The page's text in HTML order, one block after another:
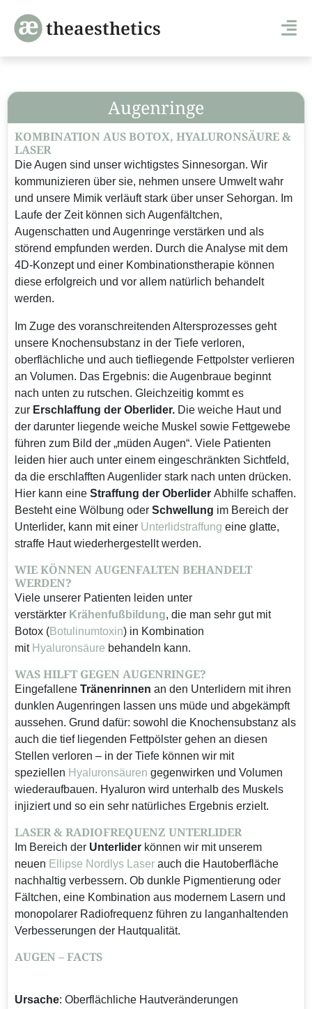
theaesthetics
Augenringe
KOMBINATION AUS BOTOX, HYALURONSÄURE &
LASER
Die Augen sind unser wichtigstes Sinnesorgan. Wir
kommunizieren über sie, nehmen unsere Umwelt wahr
und unsere Mimik verläuft stark über unser Sehorgan. Im
Laufe der Zeit können sich Augenfältchen,
Augenschatten und Augenringe verstärken und als
störend empfunden werden. Durch die Analyse mit dem
4D-Konzept und einer Kombinationstherapie können
diese erfolgreich und vor allem natürlich behandelt
werden.
Im Zuge des voranschreitenden Altersprozesses geht
unsere Knochensubstanz in der Tiefe verloren,
oberflächliche und auch tiefliegende Fettpolster verlieren
an Volumen. Das Ergebnis: die Augenbraue beginnt
nach unten zu rutschen. Gleichzeitig kommt es
zur Erschlaffung der Oberlider. Die weiche Haut und
der darunter liegende weiche Muskel sowie Fettgewebe
führen zum Bild der „müden Augen“. Viele Patienten
leiden hier auch unter einem eingeschränkten Sichtfeld,
da die erschlafften Augenlider stark nach unten drücken.
Hier kann eine Straffung der Oberlider Abhilfe schaffen.
Besteht eine Wölbung oder Schwellung im Bereich der
Unterlider, kann mit einer Unterlidstraffung eine glatte,
straffe Haut wiederhergestellt werden.
WIE KÖNNEN AUGENFALTEN BEHANDELT
WERDEN?
Viele unserer Patienten leiden unter
verstärkter Krähenfußbildung, die man sehr gut mit
Botox (Botulinumtoxin) in Kombination
mit Hyaluronsäure behandeln kann.
WAS HILFT GEGEN AUGENRINGE?
Eingefallene Tränenrinnen an den Unterlidern mit ihren
dunklen Augenringen lassen uns müde und abgekämpft
aussehen. Grund dafür: sowohl die Knochensubstanz als
auch die tief liegenden Fettpölster gehen an diesen
Stellen verloren – in der Tiefe können wir mit
speziellen Hyaluronsäuren gegenwirken und Volumen
wiederaufbauen. Hyaluron wird unterhalb des Muskels
injiziert und so ein sehr natürliches Ergebnis erzielt.
LASER & RADIOFREQUENZ UNTERLIDER
Im Bereich der Unterlider können wir mit unserem
neuen Ellipse Nordlys Laser auch die Hautoberfläche
nachhaltig verbessern. Ob dunkle Pigmentierung oder
Fältchen, eine Kombination aus modernem Lasern und
monopolarer Radiofrequenz führen zu langanhaltenden
Verbesserungen der Hautqualität.
AUGEN – FACTS
Ursache: Oberflächliche Hautveränderungen